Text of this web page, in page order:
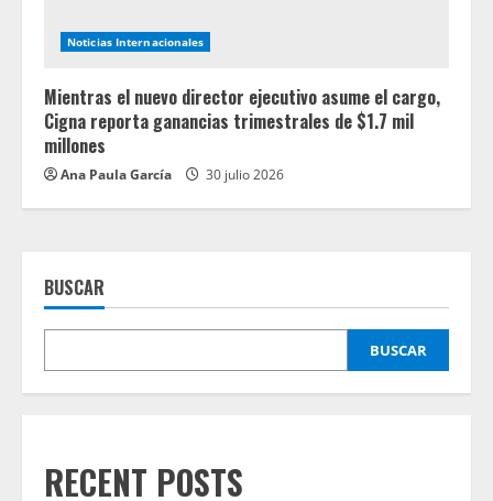
Noticias Internacionales
Mientras el nuevo director ejecutivo asume el cargo,
Cigna reporta ganancias trimestrales de $1.7 mil
millones
Ana Paula García 30 julio 2026
BUSCAR
BUSCAR
RECENT POSTS